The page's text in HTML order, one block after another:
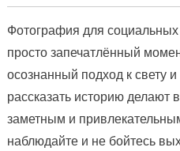
Фотография для
просто запечатлённый
осознанный подход к свету
рассказать историю делают
заметным и
наблюдайте и не бойтесь